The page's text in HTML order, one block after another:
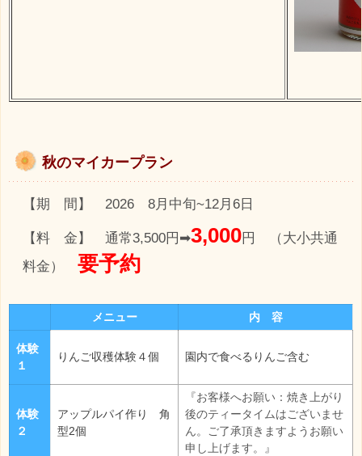
秋のマイカープラン
【期 間】 2026 8月中旬~12月6日
【料 金】 通常3,500円➡3,000円 （大小共通
料金） 要予約
メニュー 内 容
体験
１
りんご収穫体験４個 園内で食べるりんご含む
体験
２
アップルパイ作り 角
型2個
『お客様へお願い：焼き上がり
後のティータイムはございませ
ん。ご了承頂きますようお願い
申し上げます。』